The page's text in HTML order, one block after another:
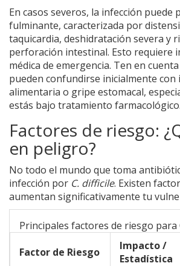
En casos severos, la infección puede
fulminante, caracterizada por
taquicardia, deshidratación severa y
perforación intestinal. Esto requiere
médica de emergencia. Ten en
pueden confundirse inicialmente con
alimentaria o gripe estomacal,
estás bajo tratamiento farmacológico.
Factores de riesgo:
en peligro?
No todo el mundo que toma
infección por C. difficile. Existen
aumentan significativamente tu
Principales factores de riesgo
Factor de Riesgo
Impacto /
Estadística